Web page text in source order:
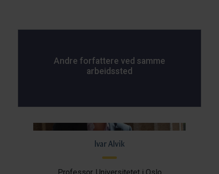
Andre forfattere ved samme
arbeidssted
Ivar Alvik